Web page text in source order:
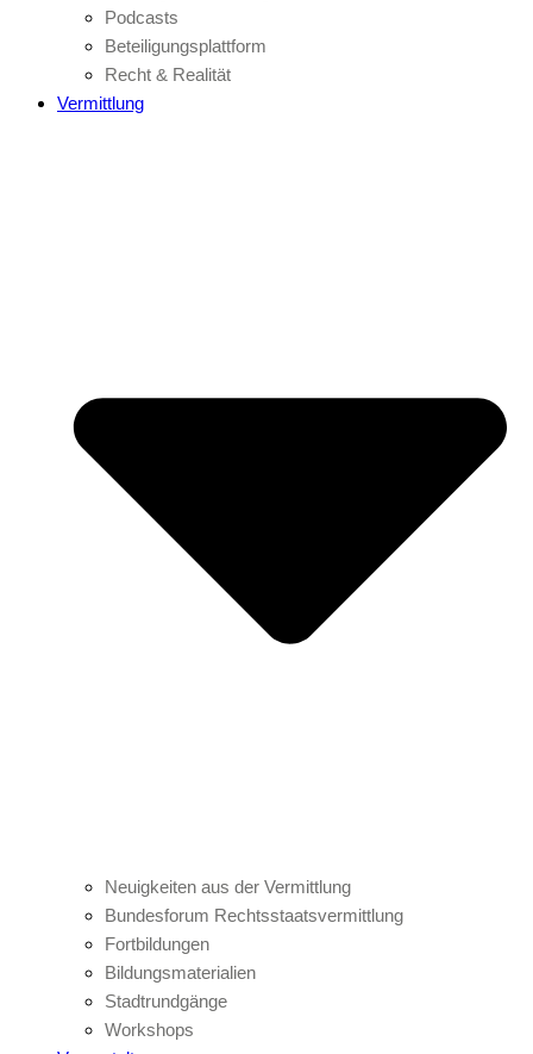
Podcasts
Beteiligungsplattform
Recht & Realität
Vermittlung
Neuigkeiten aus der Vermittlung
Bundesforum Rechtsstaatsvermittlung
Fortbildungen
Bildungsmaterialien
Stadtrundgänge
Workshops